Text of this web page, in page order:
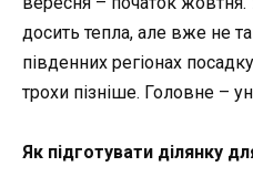
досить тепла, але вже не
південних регіонах
трохи пізніше. Головне –
Як підготувати ділянку